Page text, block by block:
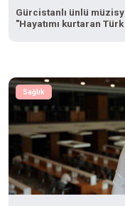
Gürcistanlı ünlü
"Hayatımı kurtaran
Sağlık